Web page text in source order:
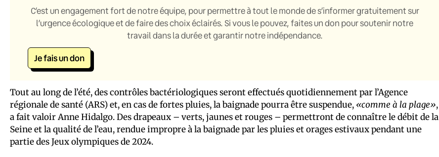
C’est un engagement fort de notre équipe, pour permettre à tout le monde de s’informer gratuitement sur
l’urgence écologique et de faire des choix éclairés. Si vous le pouvez, faites un don pour soutenir notre
travail dans la durée et garantir notre indépendance.
Je fais un don
Tout au long de l’été, des contrôles bactériologiques seront effectués quotidiennement par l’Agence
régionale de santé (ARS) et, en cas de fortes pluies, la baignade pourra être suspendue, «comme à la plage»,
a fait valoir Anne Hidalgo. Des drapeaux – verts, jaunes et rouges – permettront de connaître le débit de la
Seine et la qualité de l’eau, rendue impropre à la baignade par les pluies et orages estivaux pendant une
partie des Jeux olympiques de 2024.